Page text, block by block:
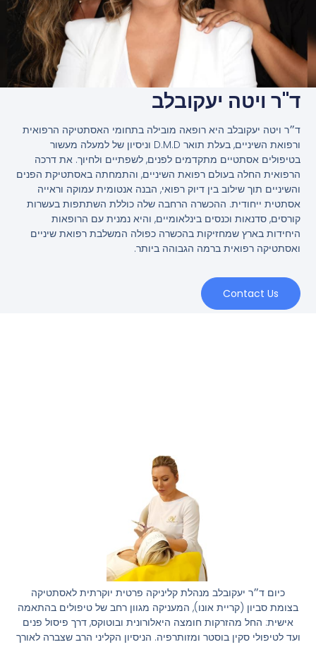
ד"ר ויטה יעקובלב
ד״ר ויטה יעקובלב היא רופאה מובילה בתחומי האסתטיקה הרפואית
ורפואת השיניים, בעלת תואר D.M.D וניסיון של למעלה מעשור
בטיפולים אסתטיים מתקדמים לפנים, לשפתיים ולחיוך. את דרכה
הרפואית החלה בעולם רפואת השיניים, והתמחתה באסתטיקת הפנים
והשיניים תוך שילוב בין דיוק רפואי, הבנה אנטומית עמוקה וראייה
אסתטית ייחודית. ההכשרה הרחבה שלה כוללת השתתפות בעשרות
קורסים, סדנאות וכנסים בינלאומיים, והיא נמנית עם הרופאות
היחידות בארץ שמחזיקות בהכשרה כפולה המשלבת רפואת שיניים
ואסתטיקה רפואית ברמה הגבוהה ביותר.
Contact Us
כיום ד״ר יעקובלב מנהלת קליניקה פרטית יוקרתית לאסתטיקה
בצומת סביון (קריית אונו), המעניקה מגוון רחב של טיפולים בהתאמה
אישית: החל מהזרקות חומצה היאלורונית ובוטוקס, דרך פיסול פנים
ועד לטיפולי סקין בוסטר ומזותרפיה. הניסיון הקליני הרב שצברה לאורך